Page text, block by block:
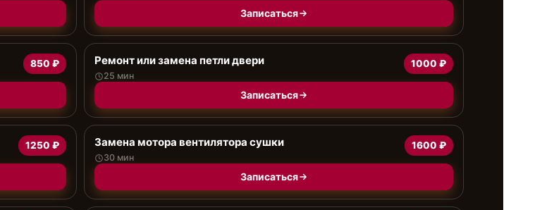
Записаться
850 ₽ Ремонт или замена петли двери
25 мин
1000 ₽
Записаться
1250 ₽ Замена мотора вентилятора сушки
30 мин
1600 ₽
Записаться